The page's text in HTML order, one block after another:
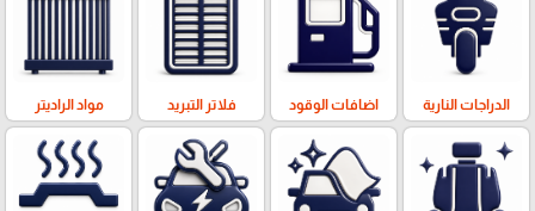
الدراجات النارية اضافات الوقود فلاتر التبريد مواد الراديتر